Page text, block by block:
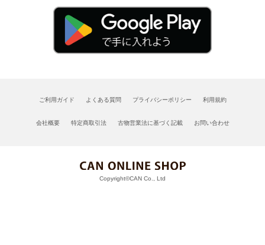
ご利用ガイド よくある質問 プライバシーポリシー 利用規約
会社概要 特定商取引法 古物営業法に基づく記載 お問い合わせ
Copyright©CAN Co., Ltd